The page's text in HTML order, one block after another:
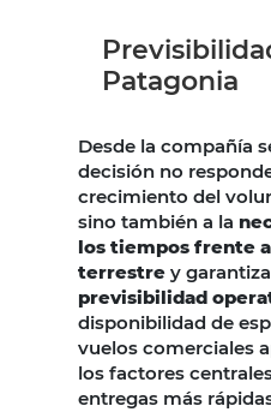
Patagonia
Desde la compañía
decisión no
crecimiento del
sino también a la
los tiempos frente
terrestre y
previsibilidad
disponibilidad de
vuelos comerciales
los factores
entregas más